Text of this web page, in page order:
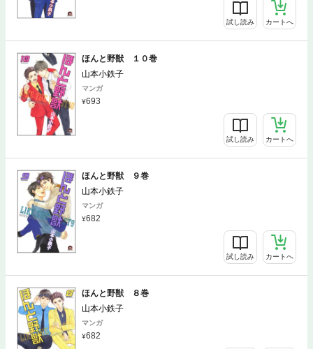
試し読み カートへ
ほんと野獣 １０巻
山本小鉄子
マンガ
693
試し読み カートへ
ほんと野獣 ９巻
山本小鉄子
マンガ
682
試し読み カートへ
ほんと野獣 ８巻
山本小鉄子
マンガ
682